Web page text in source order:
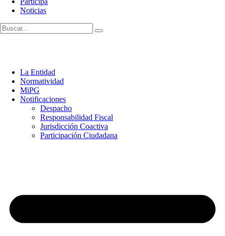
Noticias
La Entidad
Normatividad
MiPG
Notificaciones
Despacho
Responsabilidad Fiscal
Jurisdicción Coactiva
Participación Ciudadana